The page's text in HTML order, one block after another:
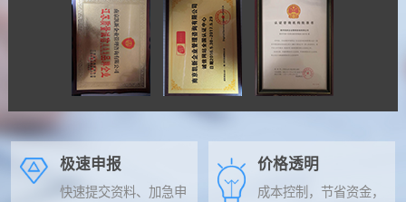
极速申报
快速提交资料、加急申
价格透明
成本控制，节省资金，